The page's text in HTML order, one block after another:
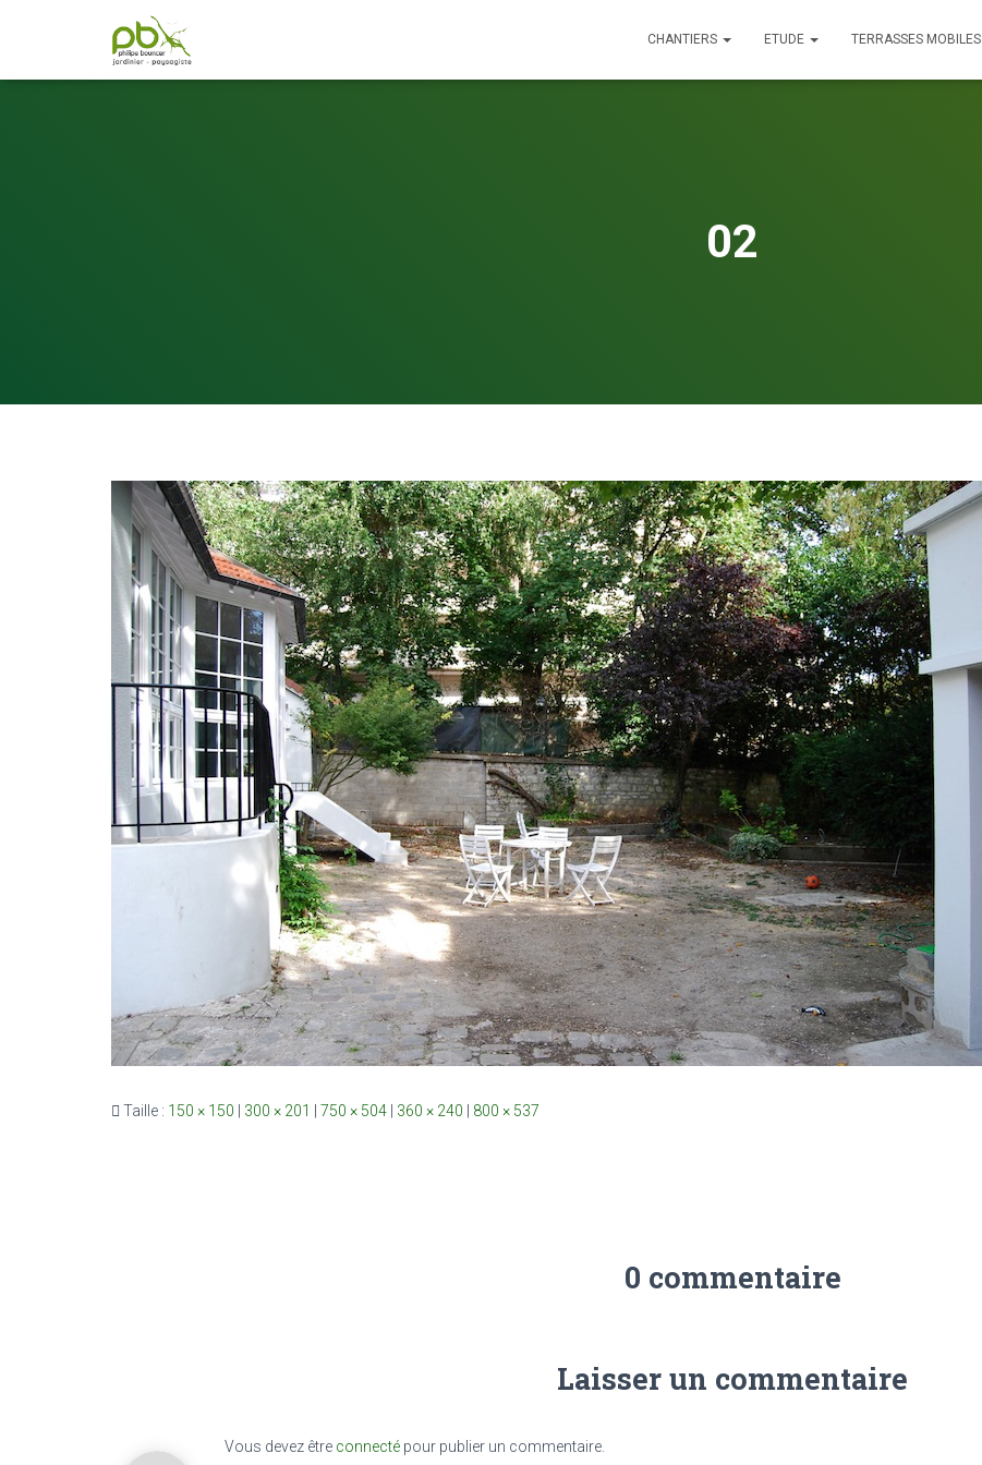
CHANTIERS ETUDE TERRASSES MOBILES
02
Taille : 150 × 150 300 × 201 750 × 504 360 × 240 800 × 537
0 commentaire
Laisser un commentaire
Vous devez être connecté pour publier un commentaire.